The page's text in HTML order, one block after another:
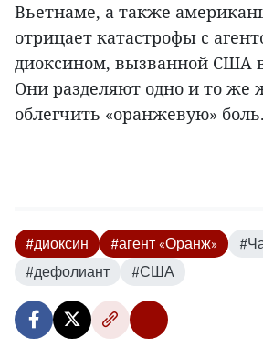
Вьетнаме, а также
отрицает катастрофы с
диоксином, вызванной США
Они разделяют одно и то же
облегчить «оранжевую»
#диоксин #агент «Оранж»
#дефолиант
#США